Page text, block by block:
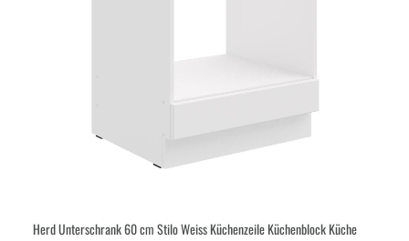
Herd Unterschrank 60 cm Stilo Weiss Küchenzeile Küchenblock Küche